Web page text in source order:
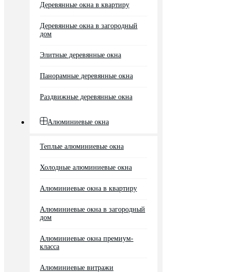
Деревянные окна в квартиру
Деревянные окна в загородный
дом
Элитные деревянные окна
Панорамные деревянные окна
Раздвижные деревянные окна
Алюминиевые окна
Теплые алюминиевые окна
Холодные алюминиевые окна
Алюминиевые окна в квартиру
Алюминиевые окна в загородный
дом
Алюминиевые окна премиум-
класса
Алюминиевые витражи